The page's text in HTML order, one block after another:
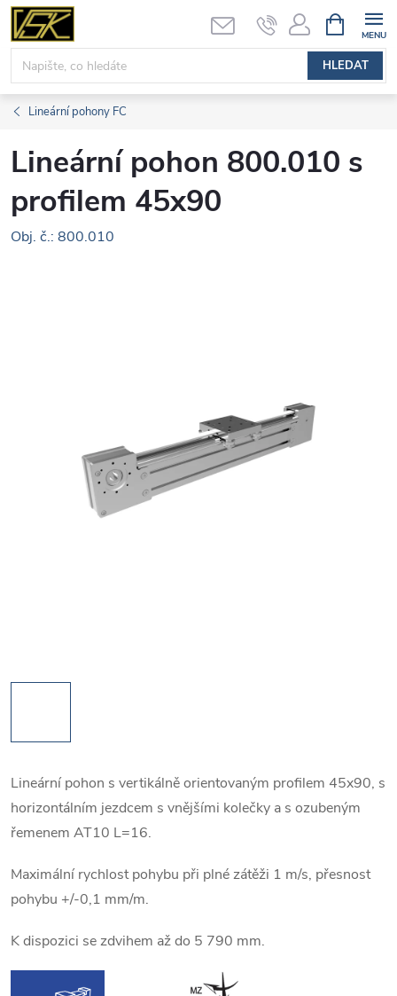
Přejít
obsah
HLEDAT
NÁKUPNÍ
KOŠÍK
Lineární pohony FC
Lineární pohon 800.010 s
profilem 45x90
Obj. č.: 800.010
Lineární pohon s vertikálně orientovaným profilem 45x90, s
horizontálním jezdcem s vnějšími kolečky a s ozubeným
řemenem AT10 L=16.
Maximální rychlost pohybu při plné zátěži 1 m/s, přesnost
pohybu +/-0,1 mm/m.
K dispozici se zdvihem až do 5 790 mm.